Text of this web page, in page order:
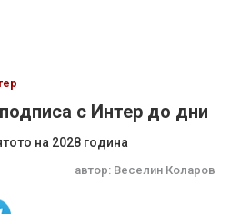
с Интер до дни
на 2028 година
автор: Веселин Коларов